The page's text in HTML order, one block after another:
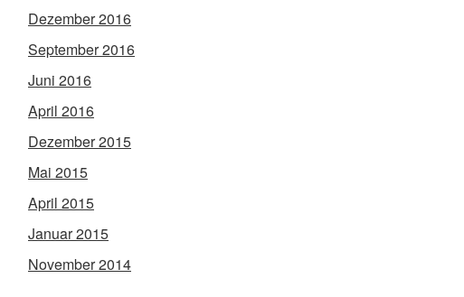
Dezember 2016
September 2016
Juni 2016
April 2016
Dezember 2015
Mai 2015
April 2015
Januar 2015
November 2014